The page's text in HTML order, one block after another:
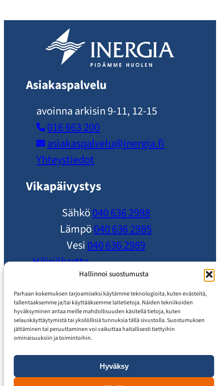
Hallinnoi suostumusta
Parhaan kokemuksen tarjoamiseksi käytämme teknologioita, kuten evästeitä,
tallentaaksemme ja/tai käyttääksemme laitetietoja. Näiden tekniikoiden
hyväksyminen antaa meille mahdollisuuden käsitellä tietoja, kuten
selauskäyttäytymistä tai yksilöllisiä tunnuksia tällä sivustolla. Suostumuksen
jättäminen tai peruuttaminen voi vaikuttaa haitallisesti tiettyihin
ominaisuuksiin ja toimintoihin.
Hyväksy
Asiakaspalvelu
avoinna arkisin 9-11, 12-15
016 663 200
asiakaspalvelu​@inergia.fi
Yhteystiedot
Vikapäivystys
Sähkö040 636 2988
Lämpö040 636 2985
Vesi 040 636 2989
Häiriökartta
Ole yhteydessä
Ajankohtaista
Usein Kysytyt Kysymykset
Asiakaspalvelu
Tietosuojaseloste